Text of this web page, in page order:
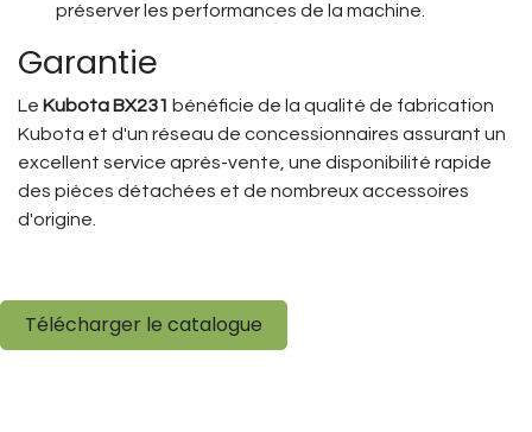
préserver les performances de la machine.
Garantie
Le Kubota BX231 bénéficie de la qualité de fabrication
Kubota et d'un réseau de concessionnaires assurant un
excellent service après-vente, une disponibilité rapide
des pièces détachées et de nombreux accessoires
d'origine.
Télécharger le catalogue